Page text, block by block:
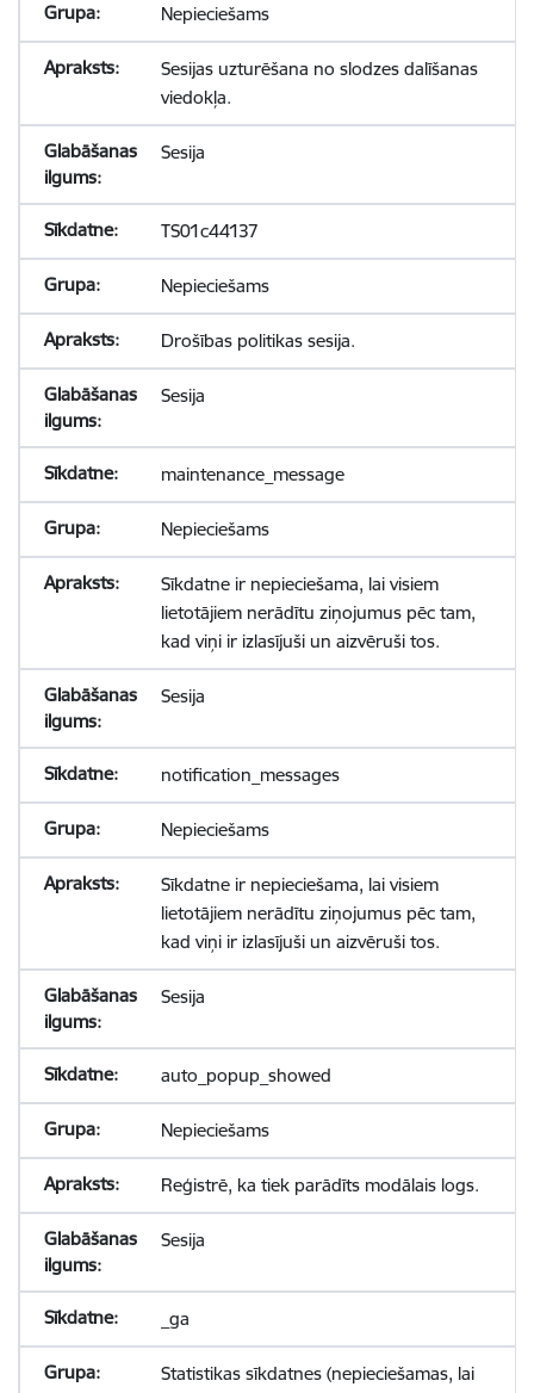
Nepieciešams
Sesijas uzturēšana no slodzes dalīšanas
viedokļa.
Sesija
TS01c44137
Nepieciešams
Drošības politikas sesija.
Sesija
maintenance_message
Nepieciešams
Sīkdatne ir nepieciešama, lai visiem
lietotājiem nerādītu ziņojumus pēc tam,
kad viņi ir izlasījuši un aizvēruši tos.
Sesija
notification_messages
Nepieciešams
Sīkdatne ir nepieciešama, lai visiem
lietotājiem nerādītu ziņojumus pēc tam,
kad viņi ir izlasījuši un aizvēruši tos.
Sesija
auto_popup_showed
Nepieciešams
Reģistrē, ka tiek parādīts modālais logs.
Sesija
_ga
Statistikas sīkdatnes (nepieciešamas, lai